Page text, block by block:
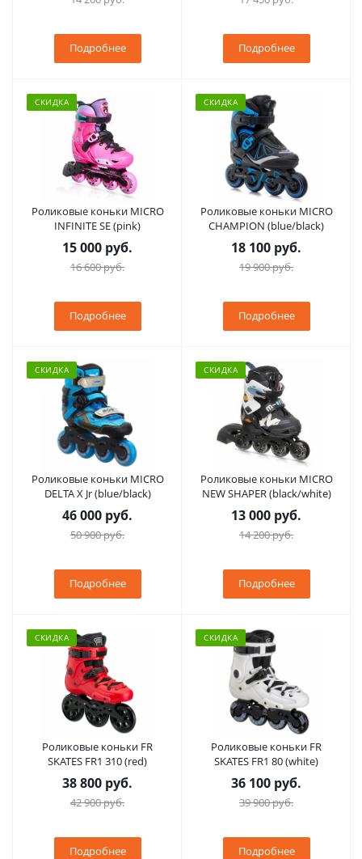
Подробнее Подробнее
СКИДКА
Роликовые коньки MICRO
INFINITE SE (pink)
15 000 руб.
16 600 руб.
Подробнее
СКИДКА
Роликовые коньки MICRO
CHAMPION (blue/black)
18 100 руб.
19 900 руб.
Подробнее
СКИДКА
Роликовые коньки MICRO
DELTA X Jr (blue/black)
46 000 руб.
50 900 руб.
Подробнее
СКИДКА
Роликовые коньки MICRO
NEW SHAPER (black/white)
13 000 руб.
14 200 руб.
Подробнее
СКИДКА
Роликовые коньки FR
SKATES FR1 310 (red)
38 800 руб.
42 900 руб.
Подробнее
СКИДКА
Роликовые коньки FR
SKATES FR1 80 (white)
36 100 руб.
39 900 руб.
Подробнее